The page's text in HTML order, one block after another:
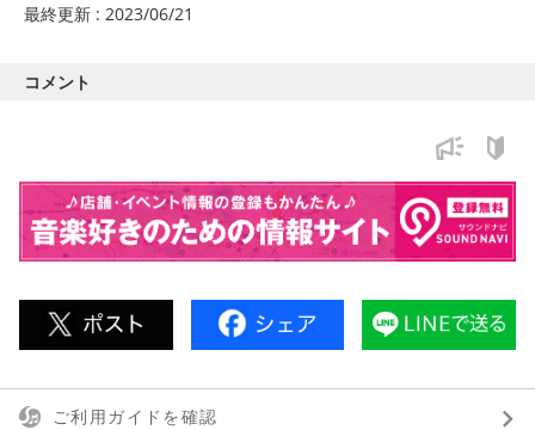
最終更新 : 2023/06/21
コメント
ご利用ガイドを確認